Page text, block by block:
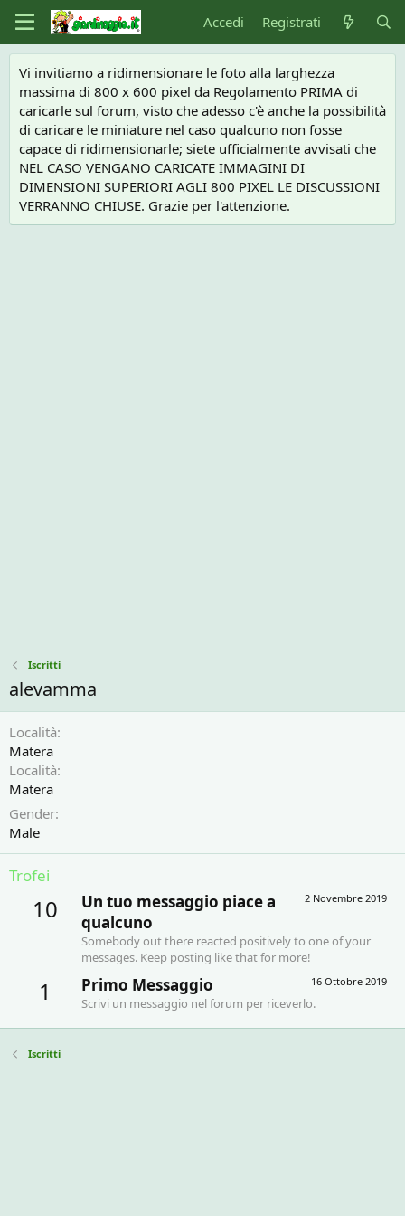
Accedi Registrati
Vi invitiamo a ridimensionare le foto alla larghezza
massima di 800 x 600 pixel da Regolamento PRIMA di
caricarle sul forum, visto che adesso c'è anche la possibilità
di caricare le miniature nel caso qualcuno non fosse
capace di ridimensionarle; siete ufficialmente avvisati che
NEL CASO VENGANO CARICATE IMMAGINI DI
DIMENSIONI SUPERIORI AGLI 800 PIXEL LE DISCUSSIONI
VERRANNO CHIUSE. Grazie per l'attenzione.
Iscritti
alevamma
Località
Matera
Località
Matera
Gender
Male
Trofei
10 2 Novembre 2019
Un tuo messaggio piace a
qualcuno
Somebody out there reacted positively to one of your
messages. Keep posting like that for more!
1 16 Ottobre 2019
Primo Messaggio
Scrivi un messaggio nel forum per riceverlo.
Iscritti